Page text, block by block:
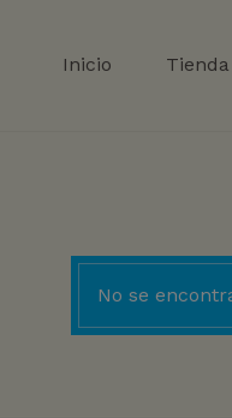
Inicio Tienda
No se